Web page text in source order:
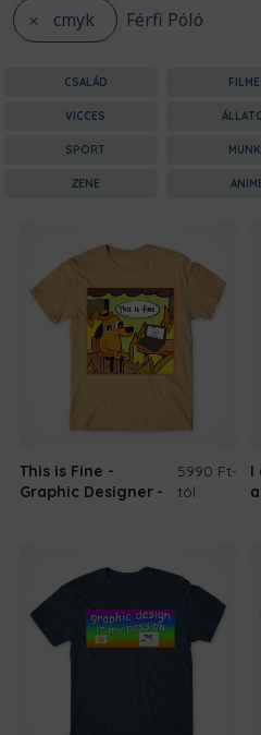
cmyk Férfi Póló
CSALÁD
VICCES
SPORT
ZENE
This is Fine -
Graphic Designer
5990 Ft-
tól
I